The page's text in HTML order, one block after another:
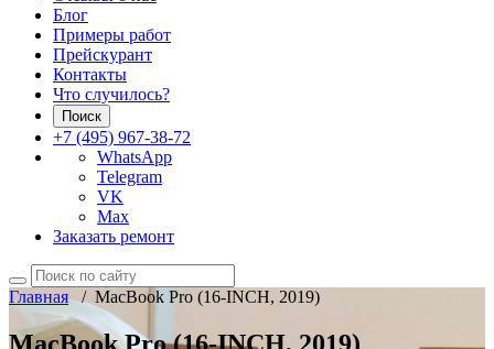
Блог
Примеры работ
Прейскурант
Контакты
Что случилось?
Поиск
+7 (495) 967-38-72
WhatsApp
Telegram
VK
Max
Заказать ремонт
Главная/ MacBook Pro (16-INCH, 2019)